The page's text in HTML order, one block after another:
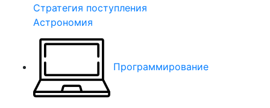
Стратегия поступления
Астрономия
Программирование